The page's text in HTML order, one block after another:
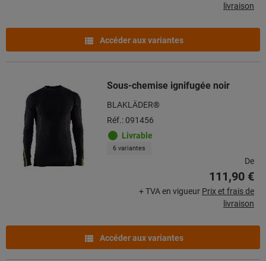
livraison
Accéder aux variantes
Sous-chemise ignifugée noir
BLAKLÄDER®
Réf.: 091456
Livrable
6 variantes
De
111,90 €
+ TVA en vigueur Prix et frais de
livraison
Accéder aux variantes